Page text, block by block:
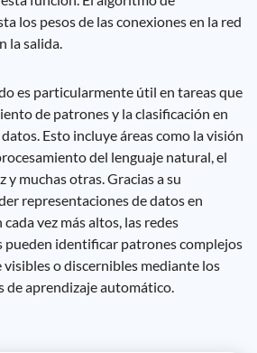
los pesos de las conexiones en la red
la salida.
es particularmente útil en tareas que
de patrones y la clasificación en
Esto incluye áreas como la visión
del lenguaje natural, el
muchas otras. Gracias a su
representaciones de datos en
vez más altos, las redes
pueden identificar patrones complejos
o discernibles mediante los
de aprendizaje automático.